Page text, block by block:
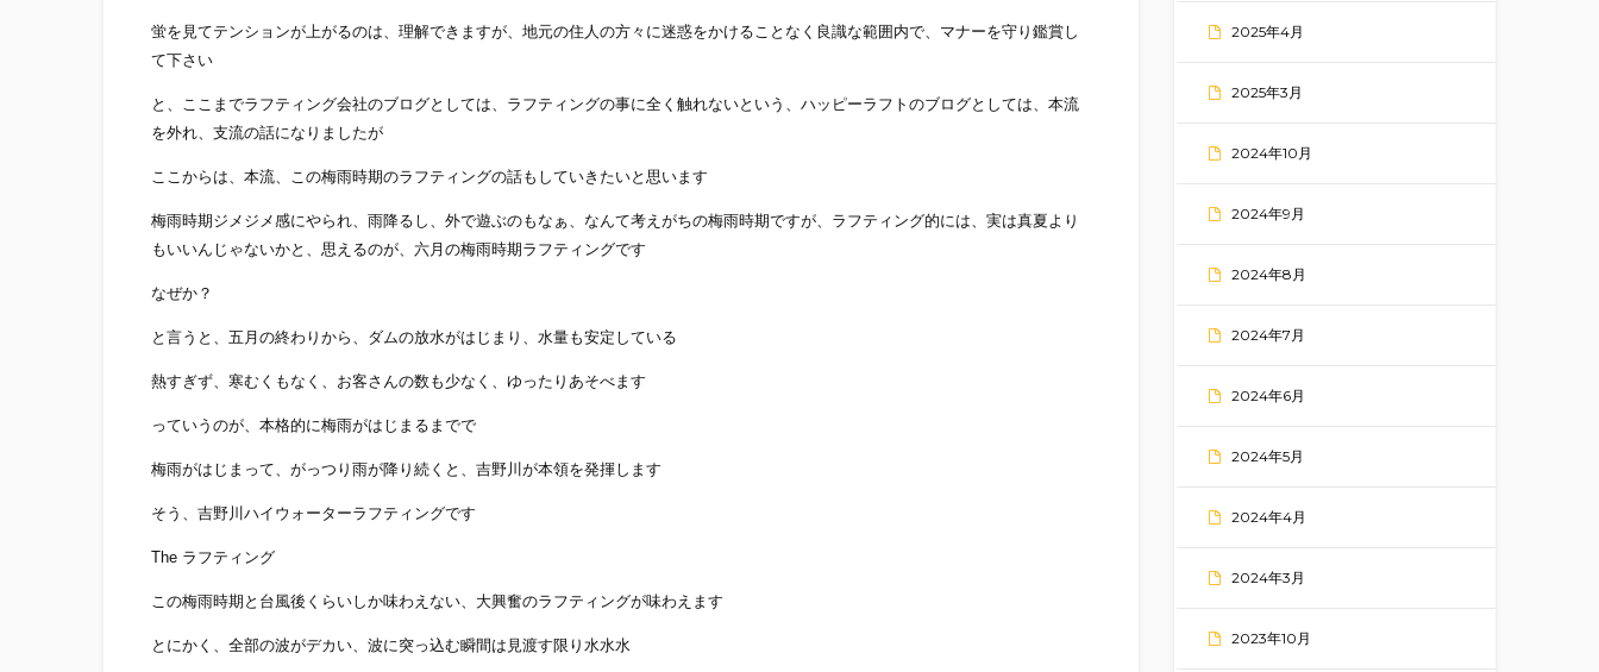
蛍を見てテンションが上がるのは、理解できますが、地元の住人の方々に迷惑をかけることなく良識な範囲内で、マナーを守り鑑賞し
て下さい
と、ここまでラフティング会社のブログとしては、ラフティングの事に全く触れないという、ハッピーラフトのブログとしては、本流
を外れ、支流の話になりましたが
ここからは、本流、この梅雨時期のラフティングの話もしていきたいと思います
梅雨時期ジメジメ感にやられ、雨降るし、外で遊ぶのもなぁ、なんて考えがちの梅雨時期ですが、ラフティング的には、実は真夏より
もいいんじゃないかと、思えるのが、六月の梅雨時期ラフティングです
なぜか？
と言うと、五月の終わりから、ダムの放水がはじまり、水量も安定している
熱すぎず、寒むくもなく、お客さんの数も少なく、ゆったりあそべます
っていうのが、本格的に梅雨がはじまるまでで
梅雨がはじまって、がっつり雨が降り続くと、吉野川が本領を発揮します
そう、吉野川ハイウォーターラフティングです
The ラフティング
この梅雨時期と台風後くらいしか味わえない、大興奮のラフティングが味わえます
とにかく、全部の波がデカい、波に突っ込む瞬間は見渡す限り水水水
2025年4月
2025年3月
2024年10月
2024年9月
2024年8月
2024年7月
2024年6月
2024年5月
2024年4月
2024年3月
2023年10月